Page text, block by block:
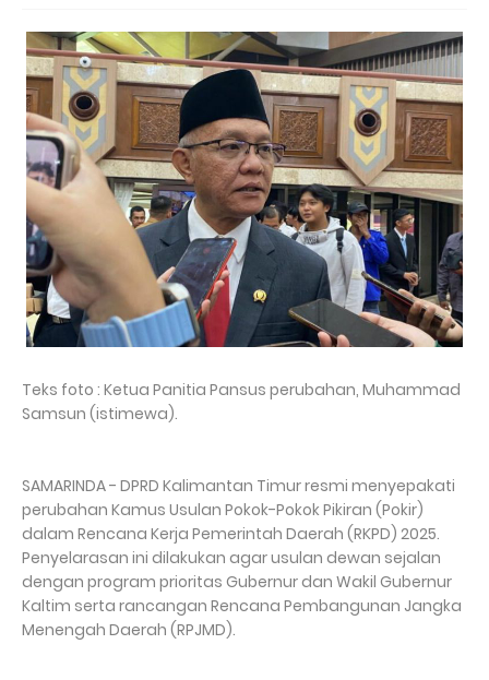
Teks foto : Ketua Panitia Pansus perubahan, Muhammad
Samsun (istimewa).
SAMARINDA - DPRD Kalimantan Timur resmi menyepakati
perubahan Kamus Usulan Pokok-Pokok Pikiran (Pokir)
dalam Rencana Kerja Pemerintah Daerah (RKPD) 2025.
Penyelarasan ini dilakukan agar usulan dewan sejalan
dengan program prioritas Gubernur dan Wakil Gubernur
Kaltim serta rancangan Rencana Pembangunan Jangka
Menengah Daerah (RPJMD).